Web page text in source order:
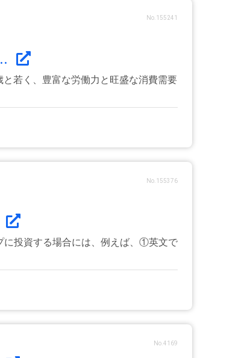
No.155241
若く、豊富な労働力と旺盛な消費需要
No.155376
に投資する場合には、例えば、①英文で
No.4169